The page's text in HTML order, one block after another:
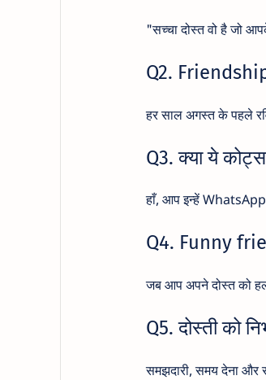
"सच्चा दोस्त वो है जो
Q2.
हर साल अगस्त के पहले
Q3. क्या ये
हाँ, आप इन्हें
Q4. Funny
जब आप अपने दोस्त को
Q5. दोस्ती को
समझदारी, समय देना और